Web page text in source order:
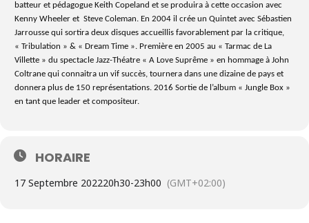
batteur et pédagogue Keith Copeland et se produira à cette occasion avec
Kenny Wheeler et Steve Coleman. En 2004 il crée un Quintet avec Sébastien
Jarrousse qui sortira deux disques accueillis favorablement par la critique,
« Tribulation » & « Dream Time ». Première en 2005 au « Tarmac de La
Villette » du spectacle Jazz-Théatre « A Love Suprême » en hommage à John
Coltrane qui connaitra un vif succès, tournera dans une dizaine de pays et
donnera plus de 150 représentations. 2016 Sortie de l’album « Jungle Box »
en tant que leader et compositeur.
HORAIRE
17 Septembre 202220h30-23h00 (GMT+02:00)